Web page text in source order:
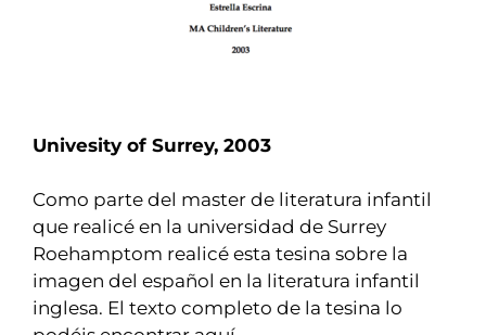
Univesity of Surrey, 2003
Como parte del master de literatura infantil
que realicé en la universidad de Surrey
Roehamptom realicé esta tesina sobre la
imagen del español en la literatura infantil
inglesa. El texto completo de la tesina lo